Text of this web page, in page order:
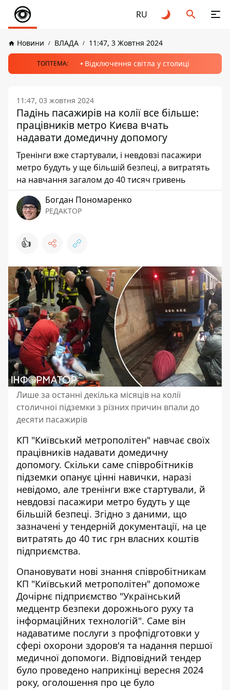
RU
Новини ВЛАДА 11:47, 3 Жовтня 2024
ТОПТЕМА: Відключення світла у столиці
11:47, 03 жовтня 2024
Падінь пасажирів на колії все більше:
працівників метро Києва вчать
надавати домедичну допомогу
Тренінги вже стартували, і невдовзі пасажири
метро будуть у ще більшій безпеці, а витратять
на навчання загалом до 40 тисяч гривень
Богдан Пономаренко
РЕДАКТОР
👍
Лише за останні декілька місяців на колії
столичної підземки з різних причин впали до
десяти пасажирів
КП "Київський метрополітен" навчає своїх
працівників надавати домедичну
допомогу. Скільки саме співробітників
підземки опанує цінні навички, наразі
невідомо, але тренінги вже стартували, й
невдовзі пасажири метро будуть у ще
більшій безпеці. Згідно з даними, що
зазначені у тендерній документації, на це
витратять до 40 тис грн власних коштів
підприємства.
Опановувати нові знання співробітникам
КП "Київський метрополітен" допоможе
Дочірнє підприємство "Український
медцентр безпеки дорожнього руху та
інформаційних технологій". Саме він
надаватиме послуги з профпідготовки у
сфері охорони здоров'я та надання першої
медичної допомоги. Відповідний тендер
було проведено наприкінці вересня 2024
року, оголошення про це було